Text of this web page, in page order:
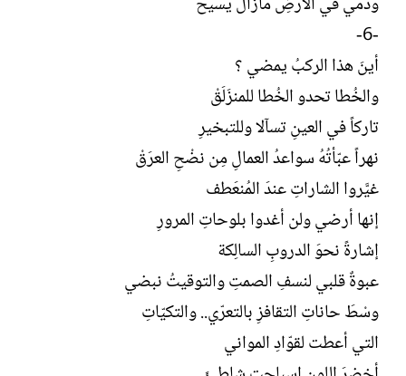
-6-
أينَ هذا الركبُ يمضي ؟
والخُطا تحدو الخُطا للمنزَلَقْ
تاركاً في العينِ تسآلا وللتبخيرِ
نهراً عبّأتُهُ سواعدُ العمالِ مِن نضْحِ العرَقْ
غيَّروا الشاراتِ عندَ المُنعَطف
إنها أرضي ولن أغدوا بلوحاتِ المرورِ
إشارةً نحوَ الدروبِ السالِكة
عبوةٌ قلبي لنسفِ الصمتِ والتوقيتُ نبضي
وسْطَ حاناتِ التقافزِ بالتعرّي.. والتكيّاتِ
التي أعطت لقوّادِ المواني